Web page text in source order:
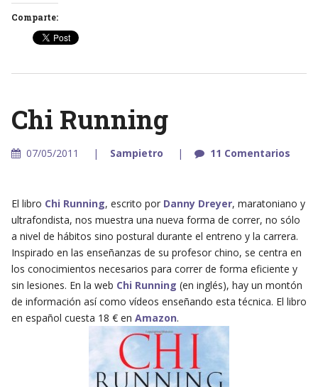
Comparte:
Chi Running
07/05/2011 Sampietro 11 Comentarios
El libro Chi Running, escrito por Danny Dreyer, maratoniano y
ultrafondista, nos muestra una nueva forma de correr, no sólo
a nivel de hábitos sino postural durante el entreno y la carrera.
Inspirado en las enseñanzas de su profesor chino, se centra en
los conocimientos necesarios para correr de forma eficiente y
sin lesiones. En la web Chi Running (en inglés), hay un montón
de información así como vídeos enseñando esta técnica. El libro
en español cuesta 18 € en Amazon.